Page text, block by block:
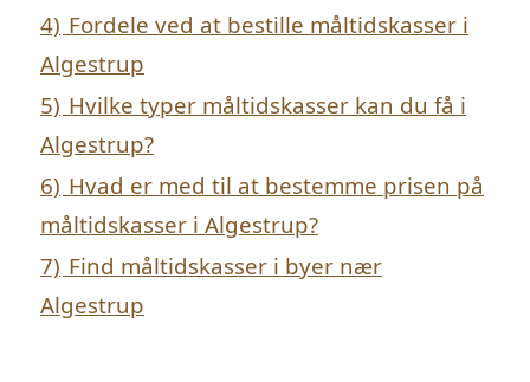
4) Fordele ved at bestille måltidskasser i
Algestrup
5) Hvilke typer måltidskasser kan du få i
Algestrup?
6) Hvad er med til at bestemme prisen på
måltidskasser i Algestrup?
7) Find måltidskasser i byer nær
Algestrup